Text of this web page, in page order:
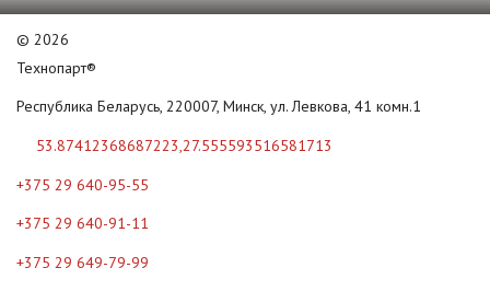
© 2026
Технопарт®
Республика Беларусь, 220007, Минск, ул. Левкова, 41 комн.1
53.87412368687223,27.555593516581713
+375 29 640-95-55
+375 29 640-91-11
+375 29 649-79-99